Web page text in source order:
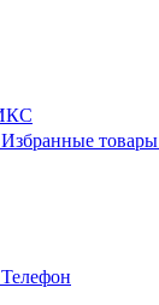
Избранные товары
Телефон